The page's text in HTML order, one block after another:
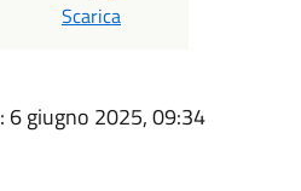
Scarica
: 6 giugno 2025, 09:34